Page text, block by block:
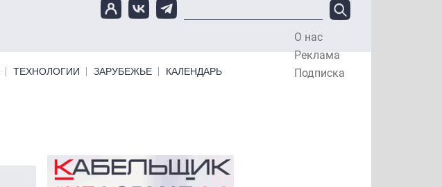
О нас
Реклама
Подписка
ТЕХНОЛОГИИ ЗАРУБЕЖЬЕ КАЛЕНДАРЬ